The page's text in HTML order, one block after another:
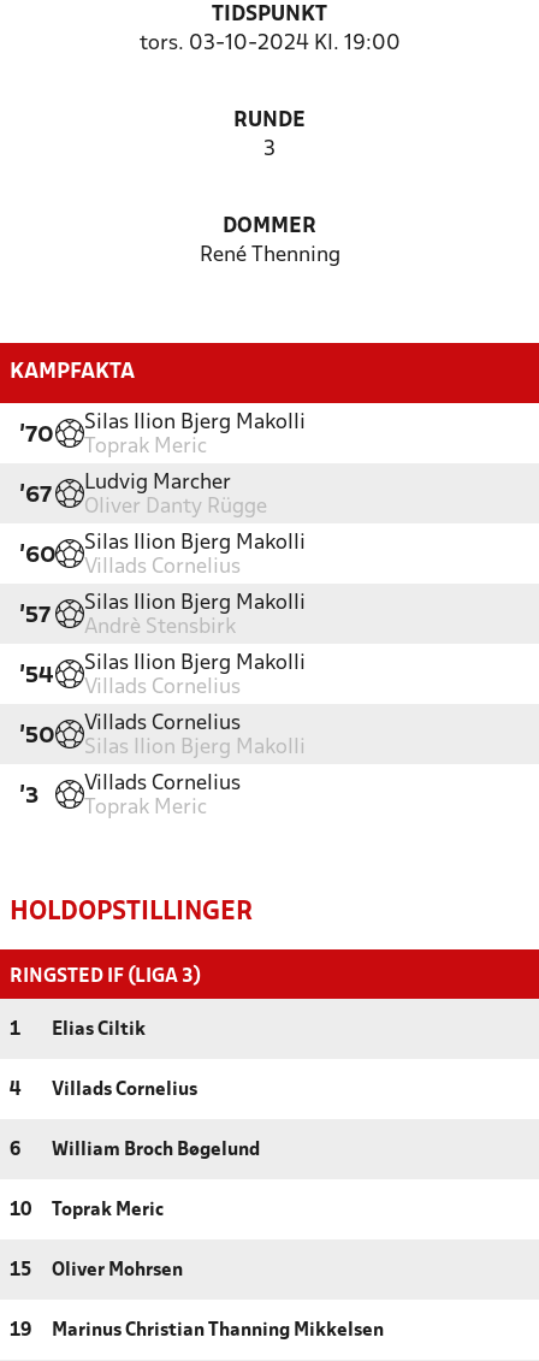
TIDSPUNKT
tors. 03-10-2024 Kl. 19:00
RUNDE
3
DOMMER
René Thenning
KAMPFAKTA
'70
Silas Ilion Bjerg Makolli
Toprak Meric
'67
Ludvig Marcher
Oliver Danty Rügge
'60
Silas Ilion Bjerg Makolli
Villads Cornelius
'57
Silas Ilion Bjerg Makolli
Andrè Stensbirk
'54
Silas Ilion Bjerg Makolli
Villads Cornelius
'50
Villads Cornelius
Silas Ilion Bjerg Makolli
'3
Villads Cornelius
Toprak Meric
HOLDOPSTILLINGER
RINGSTED IF (LIGA 3)
1 Elias Ciltik
4 Villads Cornelius
6 William Broch Bøgelund
10 Toprak Meric
15 Oliver Mohrsen
19 Marinus Christian Thanning Mikkelsen